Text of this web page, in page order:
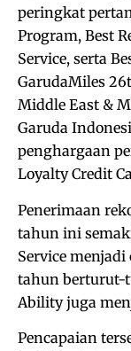
peringkat
Program, Best
Service, serta
GarudaMiles
Middle East &
Garuda
penghargaan
Loyalty Credit
Penerimaan
tahun ini
Service
tahun berturut-
Ability juga
Pencapaian